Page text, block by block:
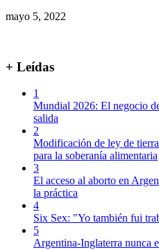
mayo 5, 2022
+ Leídas
1
Mundial 2026: El negocio
salida
2
Modificación de ley de
para la soberanía alimentaria
3
El acceso al aborto en
la práctica
4
Six Sex: "Yo también fui
5
Argentina-Inglaterra nunca